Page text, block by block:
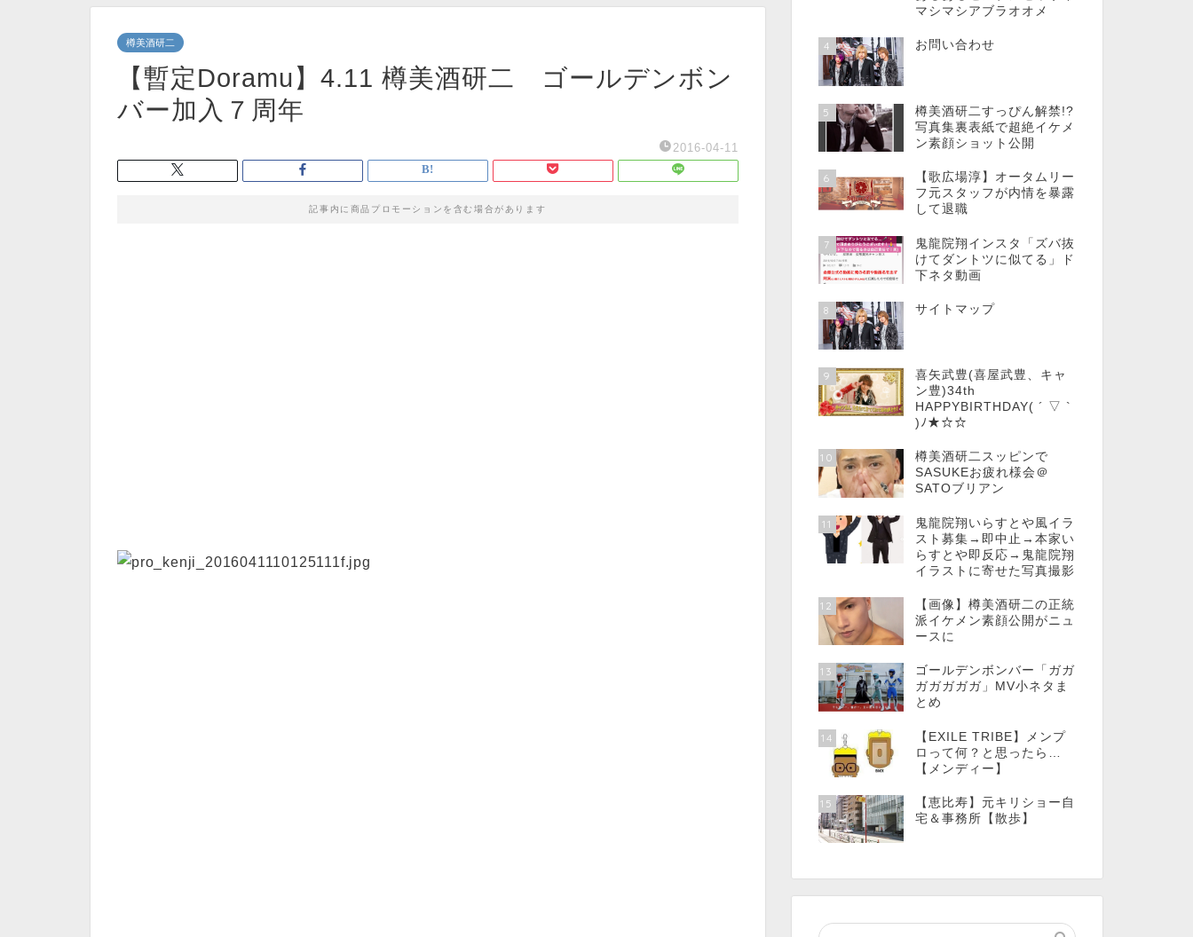
樽美酒研二
【暫定Doramu】4.11 樽美酒研二 ゴールデンボン
バー加入７周年
2016-04-11
記事内に商品プロモーションを含む場合があります
マシマシアブラオオメ
4 お問い合わせ
5
樽美酒研二すっぴん解禁!?
写真集裏表紙で超絶イケメ
ン素顔ショット公開
6
【歌広場淳】オータムリー
フ元スタッフが内情を暴露
して退職
7
鬼龍院翔インスタ「ズバ抜
けてダントツに似てる」ド
下ネタ動画
8 サイトマップ
9
喜矢武豊(喜屋武豊、キャ
ン豊)34th
HAPPYBIRTHDAY( ´ ▽ `
)ﾉ★☆☆
10
樽美酒研二スッピンで
SASUKEお疲れ様会＠
SATOブリアン
11
鬼龍院翔いらすとや風イラ
スト募集→即中止→本家い
らすとや即反応→鬼龍院翔
イラストに寄せた写真撮影
12
【画像】樽美酒研二の正統
派イケメン素顔公開がニュ
ースに
13
ゴールデンボンバー「ガガ
ガガガガガ」MV小ネタま
とめ
14
【EXILE TRIBE】メンプ
ロって何？と思ったら…
【メンディー】
15
【恵比寿】元キリショー自
宅＆事務所【散歩】